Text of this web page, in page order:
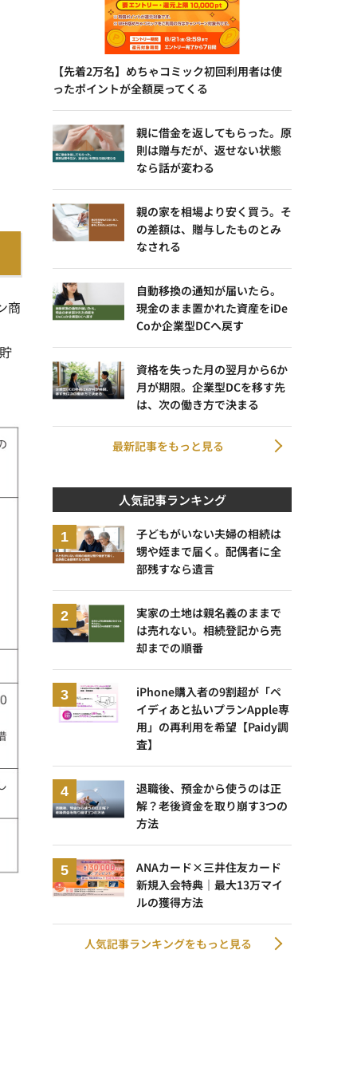
商
【先着2万名】めちゃコミック初回利用者は使
ったポイントが全額戻ってくる
親に借金を返してもらった。原
則は贈与だが、返せない状態
なら話が変わる
親の家を相場より安く買う。そ
の差額は、贈与したものとみ
なされる
自動移換の通知が届いたら。
現金のまま置かれた資産をiDe
Coか企業型DCへ戻す
資格を失った月の翌月から6か
月が期限。企業型DCを移す先
は、次の働き方で決まる
最新記事をもっと見る
人気記事ランキング
子どもがいない夫婦の相続は
甥や姪まで届く。配偶者に全
部残すなら遺言
実家の土地は親名義のままで
は売れない。相続登記から売
却までの順番
iPhone購入者の9割超が「ペ
イディあと払いプランApple専
用」の再利用を希望【Paidy調
査】
退職後、預金から使うのは正
解？老後資金を取り崩す3つの
方法
ANAカード×三井住友カード
新規入会特典｜最大13万マイ
ルの獲得方法
人気記事ランキングをもっと見る